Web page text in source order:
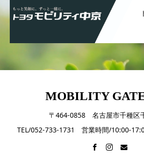
MOBILITY
〒464-0858 名古屋市千種区
TEL/052-733-1731 営業時間/10:00-